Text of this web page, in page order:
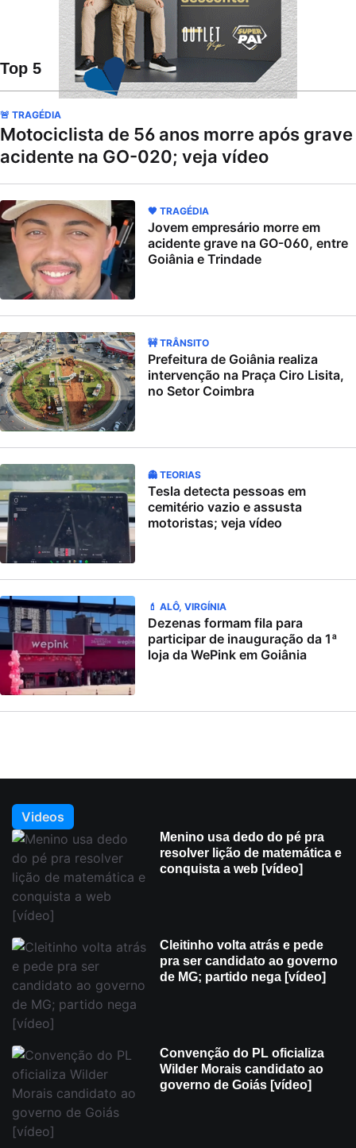
Top 5
🚨 TRAGÉDIA
Motociclista de 56 anos morre após grave
acidente na GO-020; veja vídeo
🖤 TRAGÉDIA
Jovem empresário morre em
acidente grave na GO-060, entre
Goiânia e Trindade
🚧 TRÂNSITO
Prefeitura de Goiânia realiza
intervenção na Praça Ciro Lisita,
no Setor Coimbra
👻 TEORIAS
Tesla detecta pessoas em
cemitério vazio e assusta
motoristas; veja vídeo
💄 ALÔ, VIRGÍNIA
Dezenas formam fila para
participar de inauguração da 1ª
loja da WePink em Goiânia
Videos
Menino usa dedo do pé pra
resolver lição de matemática e
conquista a web [vídeo]
Cleitinho volta atrás e pede
pra ser candidato ao governo
de MG; partido nega [vídeo]
Convenção do PL oficializa
Wilder Morais candidato ao
governo de Goiás [vídeo]